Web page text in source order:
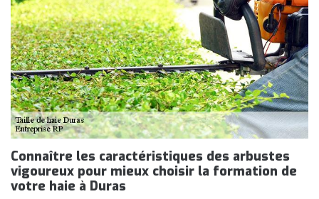
Connaître les caractéristiques des arbustes
vigoureux pour mieux choisir la formation de
votre haie à Duras